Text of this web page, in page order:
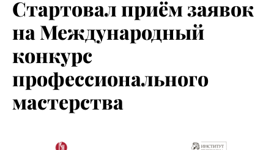
Стартовал приём заявок
на Международный
конкурс
профессионального
мастерства